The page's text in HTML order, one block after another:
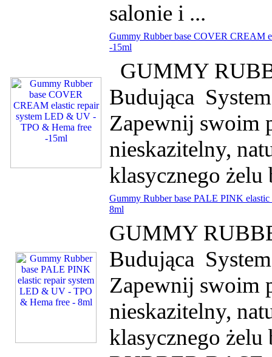
salonie i ...
Gummy Rubber base COVER CREAM
-15ml
GUMMY
Budująca
Zapewnij swoim
nieskazitelny,
klasycznego
Gummy Rubber base PALE PINK
8ml
GUMMY
Budująca
Zapewnij swoim
nieskazitelny,
klasycznego